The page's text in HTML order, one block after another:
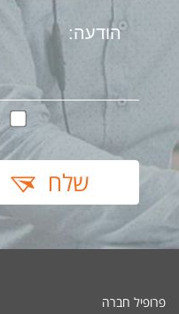
שלח
פרופיל חברה